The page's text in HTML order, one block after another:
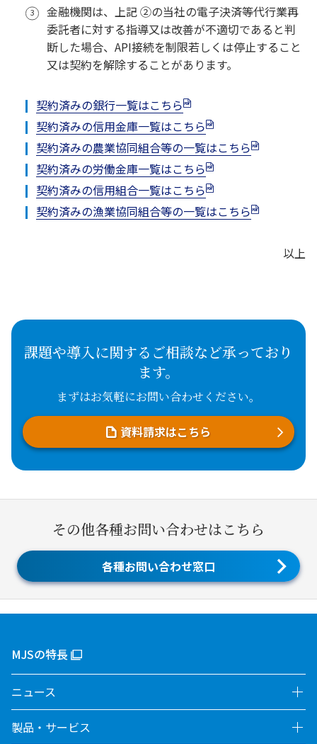
金融機関は、上記 ②の当社の電子決済等代行業再
委託者に対する指導又は改善が不適切であると判
断した場合、API接続を制限若しくは停止すること
又は契約を解除することがあります。
契約済みの銀行一覧はこちら
契約済みの信用金庫一覧はこちら
契約済みの農業協同組合等の一覧はこちら
契約済みの労働金庫一覧はこちら
契約済みの信用組合一覧はこちら
契約済みの漁業協同組合等の一覧はこちら
以上
課題や導入に関するご相談など承っており
ます。
まずはお気軽にお問い合わせください。
資料請求はこちら
その他各種お問い合わせはこちら
各種お問い合わせ窓口
MJSの特長
ニュース
製品・サービス